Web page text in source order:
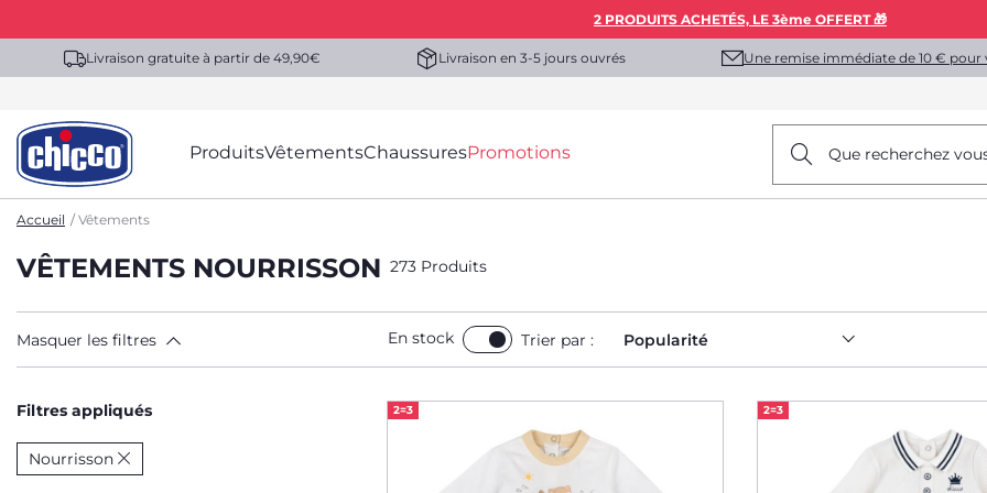
2 PRODUITS ACHETÉS, LE 3ème OFFERT 🎁
Livraison gratuite à partir de 49,90€ Livraison en 3-5 jours ouvrés Une remise immédiate de 10 € pour
ProduitsVêtementsChaussuresPromotions Que recherchez
Accueil Vêtements
VÊTEMENTS NOURRISSON 273 Produits
Masquer les filtres En stock Trier par : Popularité
Filtres appliqués
Nourrisson
2=3 2=3